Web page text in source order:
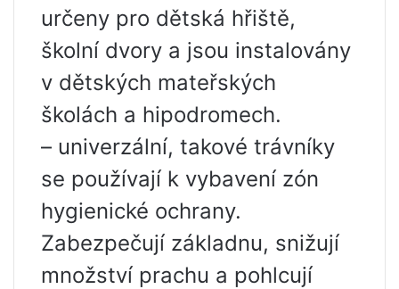
určeny pro dětská hřiště,
školní dvory a jsou instalovány
v dětských mateřských
školách a hipodromech.
– univerzální, takové trávníky
se používají k vybavení zón
hygienické ochrany.
Zabezpečují základnu, snižují
množství prachu a pohlcují